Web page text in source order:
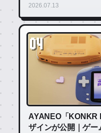
2026.07.13
04
AYANEO「KONKR
ザインが公開｜ゲー